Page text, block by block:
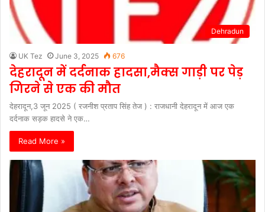
Dehradun
UK Tez June 3, 2025 676
देहरादून में दर्दनाक हादसा,मैक्स गाड़ी पर पेड़
गिरने से एक की मौत
देहरादून,3 जून 2025 ( रजनीश प्रताप सिंह तेज ) : राजधानी देहरादून में आज एक
दर्दनाक सड़क हादसे ने एक…
Read More »